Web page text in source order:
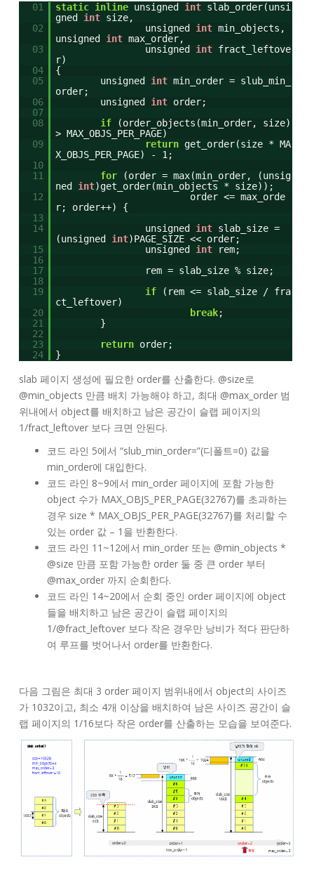
01
static inline unsigned int slab_order(unsi
gned int size,
02
unsigned int min_objects,
unsigned int max_order,
03
unsigned int fract_leftove
r)
04
{
05
unsigned int min_order = slub_min_
order;
06
unsigned int order;
07
08
if
(order_objects(min_order, size)
> MAX_OBJS_PER_PAGE)
09
return get_order(size * MA
X_OBJS_PER_PAGE) - 1;
10
11
for
(order = max(min_order, (unsig
ned int)get_order(min_objects * size));
12
order <= max_orde
r; order++) {
13
14
unsigned int slab_size =
(unsigned int)PAGE_SIZE << order;
15
unsigned int
rem;
16
17
rem = slab_size % size;
18
19
if
(rem <= slab_size / fra
ct_leftover)
20
break;
21
}
22
23
return order;
24
}
slab 페이지 생성에 필요한 order를 산출한다. @size로
@min_objects 만큼 배치 가능해야 하고, 최대 @max_order 범
위내에서 object를 배치하고 남은 공간이 슬랩 페이지의
1/fract_leftover 보다 크면 안된다.
코드 라인 5에서 “slub_min_order=”(디폴트=0) 값을
min_order에 대입한다.
코드 라인 8~9에서 min_order 페이지에 포함 가능한
object 수가 MAX_OBJS_PER_PAGE(32767)를 초과하는
경우 size * MAX_OBJS_PER_PAGE(32767)를 처리할 수
있는 order 값 – 1을 반환한다.
코드 라인 11~12에서 min_order 또는 @min_objects *
@size 만큼 포함 가능한 order 둘 중 큰 order 부터
@max_order 까지 순회한다.
코드 라인 14~20에서 순회 중인 order 페이지에 object
들을 배치하고 남은 공간이 슬랩 페이지의
1/@fract_leftover 보다 작은 경우만 낭비가 적다 판단하
여 루프를 벗어나서 order를 반환한다.
다음 그림은 최대 3 order 페이지 범위내에서 object의 사이즈
가 1032이고, 최소 4개 이상을 배치하여 남은 사이즈 공간이 슬
랩 페이지의 1/16보다 작은 order를 산출하는 모습을 보여준다.